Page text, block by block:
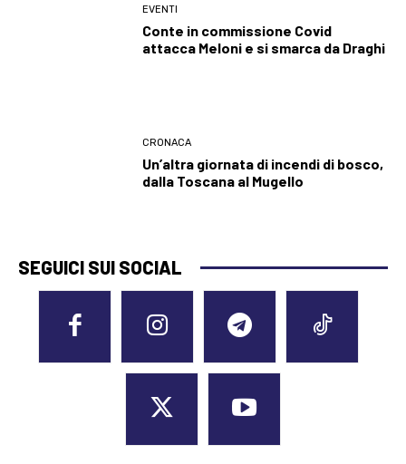
EVENTI
Conte in commissione Covid
attacca Meloni e si smarca da Draghi
CRONACA
Un’altra giornata di incendi di bosco,
dalla Toscana al Mugello
SEGUICI SUI SOCIAL